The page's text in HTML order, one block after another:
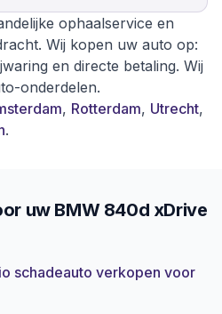
ophaalservice en
Wij kopen uw auto op:
en directe betaling. Wij
onderdelen.
, Rotterdam, Utrecht,
.
uw BMW 840d xDrive
schadeauto verkopen voor